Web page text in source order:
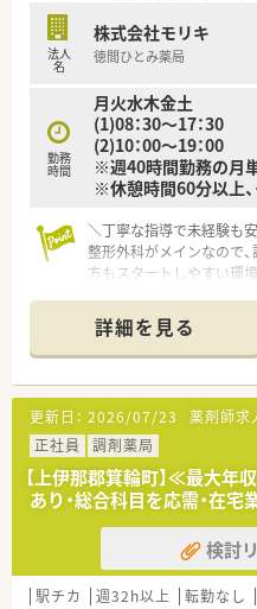
法人
名
株式会社モリキ
徳間ひとみ薬局
勤務
時間
月火水木金土
(1)08：30～17：30
(2)10：00～19：00
※週40時間勤務の月
※休憩時間60分以上
＼丁寧な指導で未経験も
整形外科がメインなので
方もスタートしやすい環
【店舗情報と応需状況につい
■三才駅から車で5分ほど
ニックより処方箋を1日
す。
■特定の科目に特化してい
ある薬剤師の方でも、業
特徴です。
■常勤2名とパート3名の
人ひとりの患者様に対し
す。
【募集背景と求める人物像
■北信エリアでの欠員補
詳細を見る
更新日： 2026/07/23 薬剤師求
正社員
調剤薬局
【上伊那郡箕輪町】≪最大
あり・総合科目を応需・在宅
検討
駅チカ 週32h以上 転勤なし